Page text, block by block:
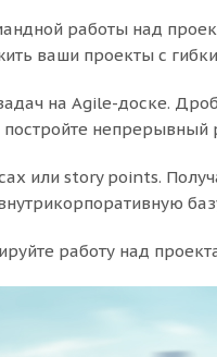
работы над
ваши проекты с
на Agile-доске.
постройте
или story points.
работу над